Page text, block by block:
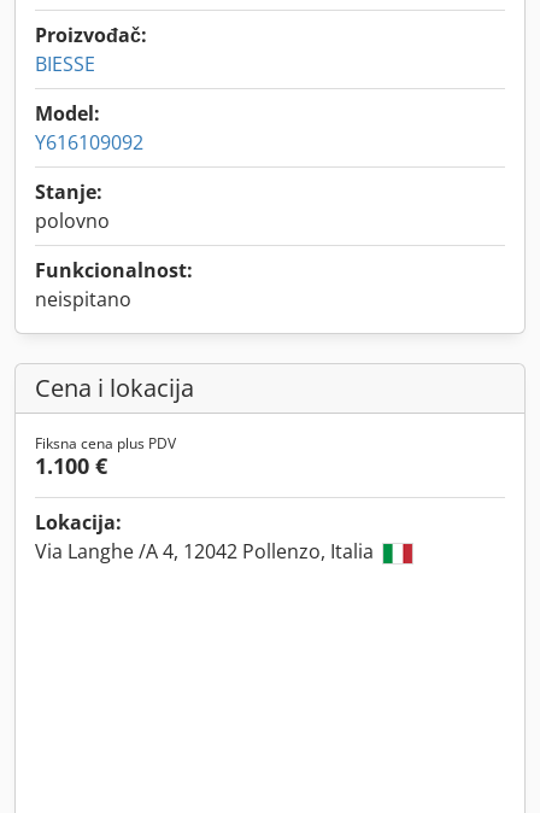
Proizvođač:
BIESSE
Model:
Y616109092
Stanje:
polovno
Funkcionalnost:
neispitano
Cena i lokacija
Fiksna cena plus PDV
1.100 €
Lokacija:
Via Langhe /A 4, 12042 Pollenzo, Italia